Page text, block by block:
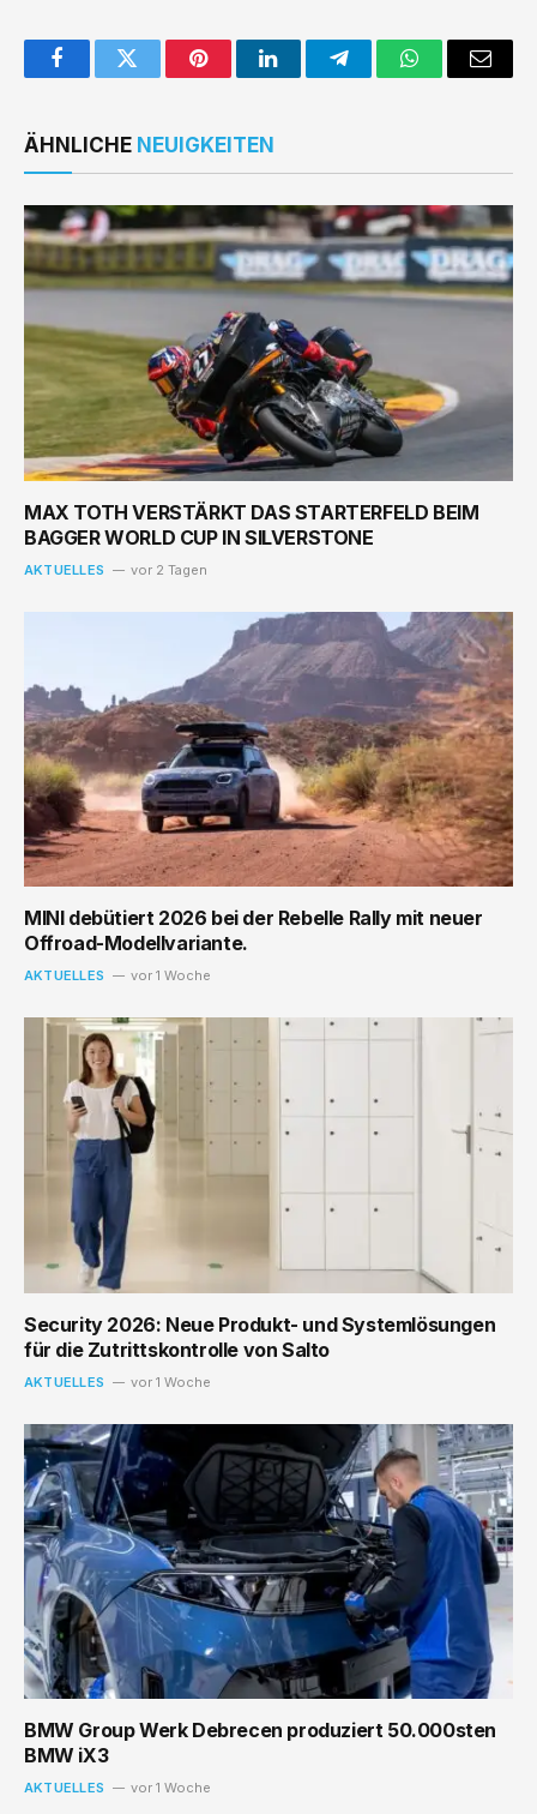
FacebookTwitter PinterestLinkedInTelegramWhatsAppEmail
ÄHNLICHE NEUIGKEITEN
MAX TOTH VERSTÄRKT DAS STARTERFELD BEIM
BAGGER WORLD CUP IN SILVERSTONE
AKTUELLES vor 2 Tagen
MINI debütiert 2026 bei der Rebelle Rally mit neuer
Offroad-Modellvariante.
AKTUELLES vor 1 Woche
Security 2026: Neue Produkt- und Systemlösungen
für die Zutrittskontrolle von Salto
AKTUELLES vor 1 Woche
BMW Group Werk Debrecen produziert 50.000sten
BMW iX3
AKTUELLES vor 1 Woche